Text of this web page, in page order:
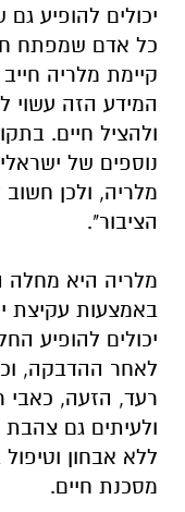
יכולים להופיע
כל אדם שמפתח
קיימת מלריה
המידע הזה עשוי
ולהציל חיים.
נוספים של
מלריה, ולכן
הציבור".
מלריה היא מחלה
באמצעות עקיצת
יכולים להופיע
לאחר ההדבקה,
רעד, הזעה, כאבי
ולעיתים גם צהבת
ללא אבחון
מסכנת חיים.